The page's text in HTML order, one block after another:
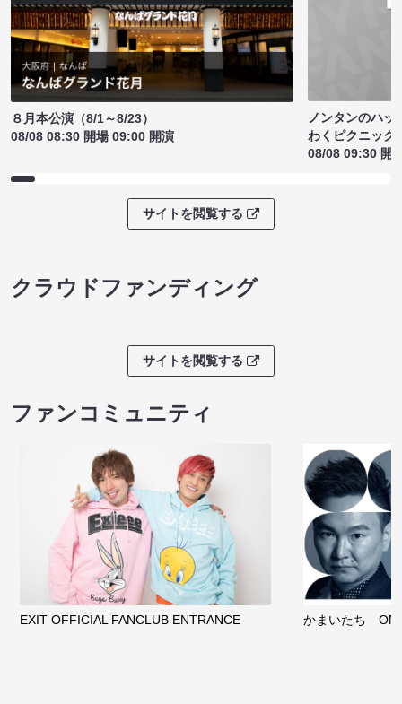
８月本公演（8/1～8/23）
08/08 08:30 開場 09:00 開演
ノンタンのハッ
わくピクニック
08/08 09:30 開
サイトを閲覧する
クラウドファンディング
サイトを閲覧する
ファンコミュニティ
EXIT OFFICIAL FANCLUB ENTRANCE かまいたち